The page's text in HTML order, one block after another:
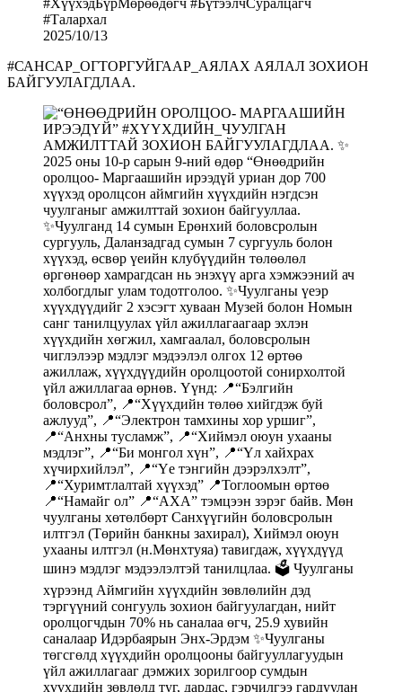
2025/10/13
#САНСАР_ОГТОРГУЙГААР_АЯЛАХ АЯЛАЛ ЗОХИОН
БАЙГУУЛАГДЛАА.